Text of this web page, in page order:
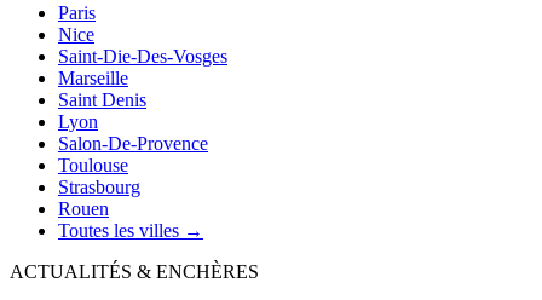
Paris
Nice
Saint-Die-Des-Vosges
Marseille
Saint Denis
Lyon
Salon-De-Provence
Toulouse
Strasbourg
Rouen
Toutes les villes →
ACTUALITÉS & ENCHÈRES